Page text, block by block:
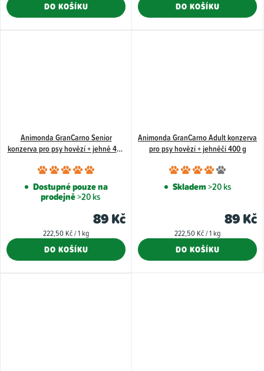
DO KOŠÍKU DO KOŠÍKU
Animonda GranCarno Senior
konzerva pro psy hovězí + jehně 400
Průměrné
hodnocení
produktu
je
5,0
z
Dostupné pouze na
prodejně>20 ks
89 Kč
Měrná
222,50 Kč / 1 kg
DO KOŠÍKU
Animonda GranCarno Adult konzerva
pro psy hovězí + jehněčí 400 g
je
4,0
z
Skladem>20 ks
89 Kč
Měrná
222,50 Kč / 1 kg
DO KOŠÍKU